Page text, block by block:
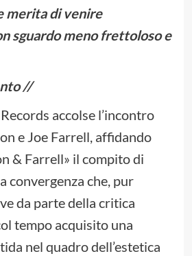
merita di venire
sguardo meno frettoloso e
//
accolse l’incontro
e Joe Farrell, affidando
& Farrell» il compito di
convergenza che, pur
da parte della critica
tempo acquisito una
nel quadro dell’estetica